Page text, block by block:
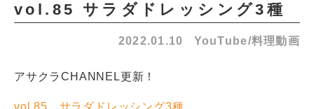
vol.85 サラダドレッシング3種
2022.01.10 YouTube/料理動画
アサクラCHANNEL更新！
vol.85 サラダドレッシング3種